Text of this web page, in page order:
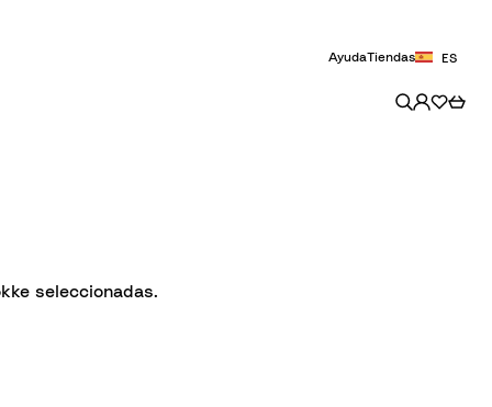
AyudaTiendas ES
seleccionadas.